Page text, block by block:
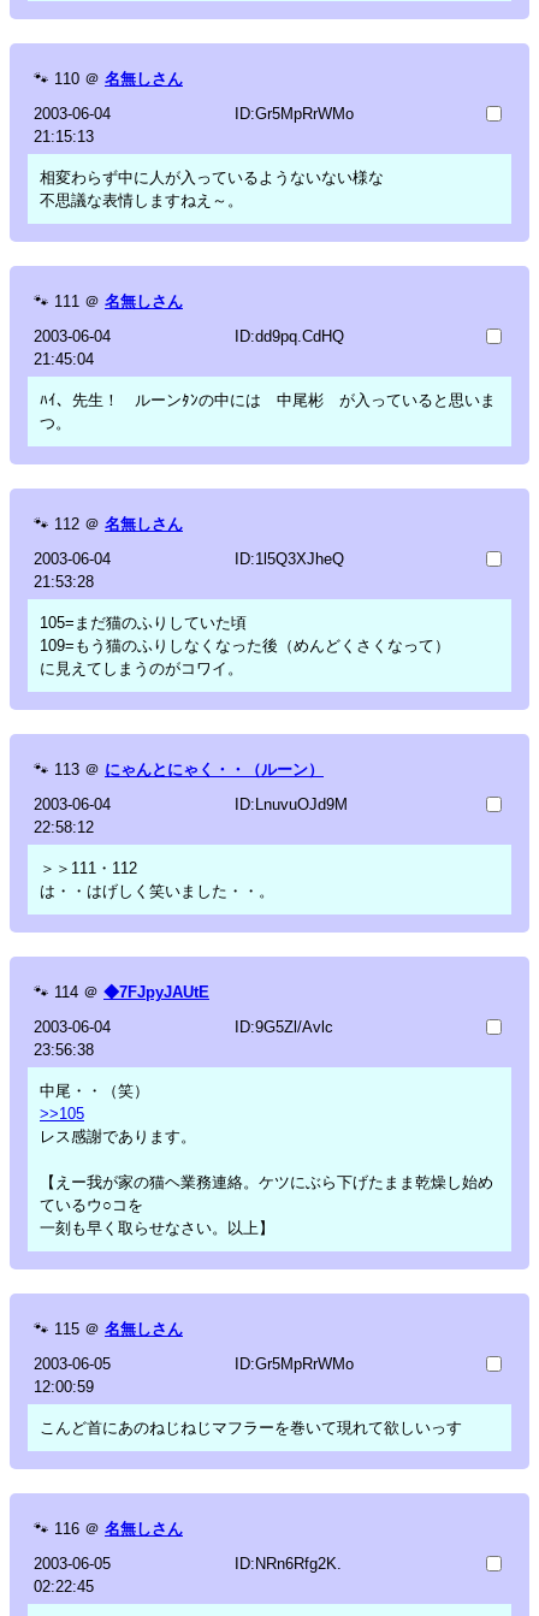
🐾 110 ＠ 名無しさん
2003-06-04
21:15:13
ID:Gr5MpRrWMo
相変わらず中に人が入っているようないない様な
不思議な表情しますねえ～。
🐾 111 ＠ 名無しさん
2003-06-04
21:45:04
ID:dd9pq.CdHQ
ﾊｲ、先生！ ルーンﾀﾝの中には 中尾彬 が入っていると思いま
つ。
🐾 112 ＠ 名無しさん
2003-06-04
21:53:28
ID:1l5Q3XJheQ
105=まだ猫のふりしていた頃
109=もう猫のふりしなくなった後（めんどくさくなって）
に見えてしまうのがコワイ。
🐾 113 ＠ にゃんとにゃく・・（ルーン）
2003-06-04
22:58:12
ID:LnuvuOJd9M
＞＞111・112
は・・はげしく笑いました・・。
🐾 114 ＠ ◆7FJpyJAUtE
2003-06-04
23:56:38
ID:9G5Zl/Avlc
中尾・・（笑）
>>105
レス感謝であります。
【えー我が家の猫ヘ業務連絡。ケツにぶら下げたまま乾燥し始め
ているウ○コを
一刻も早く取らせなさい。以上】
🐾 115 ＠ 名無しさん
2003-06-05
12:00:59
ID:Gr5MpRrWMo
こんど首にあのねじねじマフラーを巻いて現れて欲しいっす
🐾 116 ＠ 名無しさん
2003-06-05
02:22:45
ID:NRn6Rfg2K.